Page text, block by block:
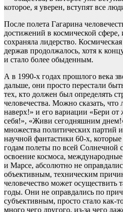
которое, я уверен, вступят все
После полета Гагарина
достижений в космической
сохраняла лидерство.
держав продолжалось, хотя к
и стало более обыденным.
А в 1990-х годах прошлого века
дальше, они просто перестали
тех, кто должен был определять
человечества. Можно сказать, что
наверх!» и его вариации «Бери
себя!», «Живи сегодняшним
множества политических партий
научной фантастики 60-х,
годам полеты по всей Солнечной
освоение космоса,
и Марсе, абсолютно не
объективным, техническим
человечество может
годы. Они не оправдались по
субъективным, просто стало как-
много чего другого, из-за чего